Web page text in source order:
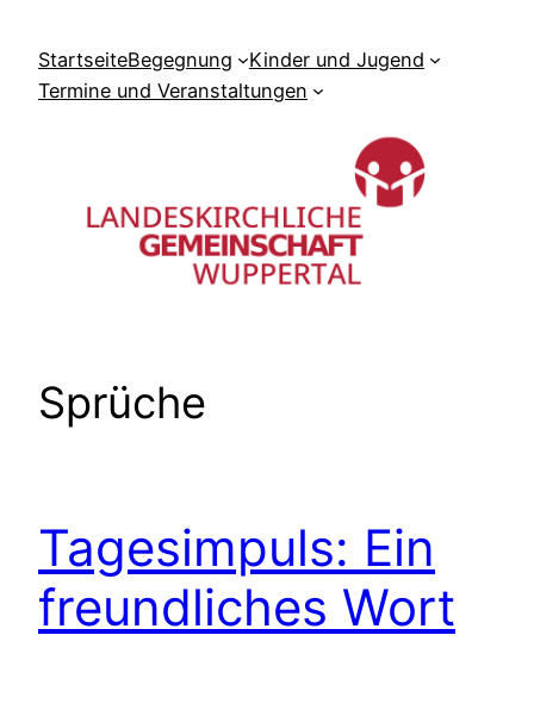
Inhalt
springen
StartseiteBegegnung
Kinder und Jugend
Termine und Veranstaltungen
Sprüche
Tagesimpuls: Ein
freundliches Wort